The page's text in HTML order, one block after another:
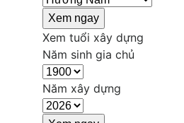
Xem tuổi xây dựng
Năm sinh gia chủ
Năm xây dựng